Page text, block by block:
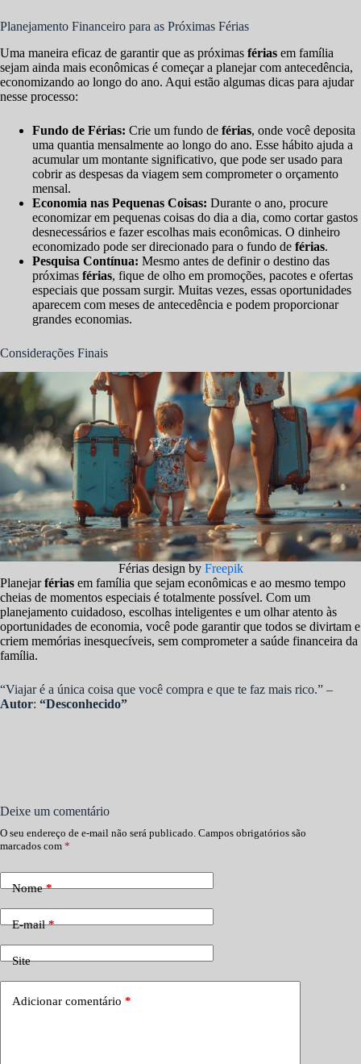
Planejamento Financeiro para as Próximas Férias
Uma maneira eficaz de garantir que as próximas férias em família
sejam ainda mais econômicas é começar a planejar com antecedência,
economizando ao longo do ano. Aqui estão algumas dicas para ajudar
nesse processo:
Fundo de Férias: Crie um fundo de férias, onde você deposita
uma quantia mensalmente ao longo do ano. Esse hábito ajuda a
acumular um montante significativo, que pode ser usado para
cobrir as despesas da viagem sem comprometer o orçamento
mensal.
Economia nas Pequenas Coisas: Durante o ano, procure
economizar em pequenas coisas do dia a dia, como cortar gastos
desnecessários e fazer escolhas mais econômicas. O dinheiro
economizado pode ser direcionado para o fundo de férias.
Pesquisa Contínua: Mesmo antes de definir o destino das
próximas férias, fique de olho em promoções, pacotes e ofertas
especiais que possam surgir. Muitas vezes, essas oportunidades
aparecem com meses de antecedência e podem proporcionar
grandes economias.
Considerações Finais
Férias design by Freepik
Planejarférias em família que sejam econômicas e ao mesmo tempo
cheias de momentos especiais é totalmente possível. Com um
planejamento cuidadoso, escolhas inteligentes e um olhar atento às
oportunidades de economia, você pode garantir que todos se divirtam e
criem memórias inesquecíveis, sem comprometer a saúde financeira da
família.
“Viajar é a única coisa que você compra e que te faz mais rico.” –
Autor: “Desconhecido”
Deixe um comentário
O seu endereço de e-mail não será publicado. Campos obrigatórios são
marcados com *
Nome*
E-mail*
Site
Adicionar comentário *